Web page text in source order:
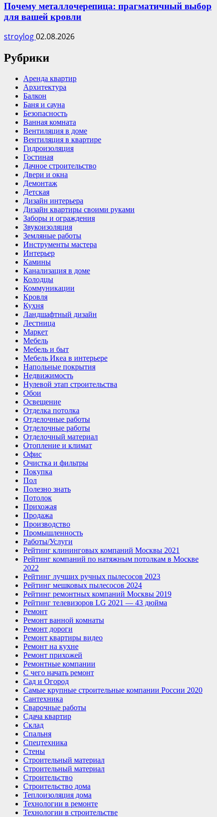
Почему металлочерепица: прагматичный выбор
для вашей кровли
stroylog02.08.2026
Рубрики
Аренда квартир
Архитектура
Балкон
Баня и сауна
Безопасность
Ванная комната
Вентиляция в доме
Вентиляция в квартире
Гидроизоляция
Гостиная
Дачное строительство
Двери и окна
Демонтаж
Детская
Дизайн интерьера
Дизайн квартиры своими руками
Заборы и ограждения
Звукоизоляция
Земляные работы
Инструменты мастера
Интерьер
Камины
Канализация в доме
Колодцы
Коммуникации
Кровля
Кухня
Ландшафтный дизайн
Лестница
Маркет
Мебель
Мебель и быт
Мебель Икеа в интерьере
Напольные покрытия
Недвижимость
Нулевой этап строительства
Обои
Освещение
Отделка потолка
Отделочные работы
Отделочные работы
Отделочный материал
Отопление и климат
Офис
Очистка и фильтры
Покупка
Пол
Полезно знать
Потолок
Прихожая
Продажа
Производство
Промышленность
Работы/Услуги
Рейтинг клининговых компаний Москвы 2021
Рейтинг компаний по натяжным потолкам в Москве
2022
Рейтинг лучших ручных пылесосов 2023
Рейтинг мешковых пылесосов 2024
Рейтинг ремонтных компаний Москвы 2019
Рейтинг телевизоров LG 2021 — 43 дюйма
Ремонт
Ремонт ванной комнаты
Ремонт дороги
Ремонт квартиры видео
Ремонт на кухне
Ремонт прихожей
Ремонтные компании
С чего начать ремонт
Сад и Огород
Самые крупные строительные компании России 2020
Сантехника
Сварочные работы
Сдача квартир
Склад
Спальня
Спецтехника
Стены
Строительный материал
Строительный материал
Строительство
Строительство дома
Теплоизоляция дома
Технологии в ремонте
Технологии в строительстве